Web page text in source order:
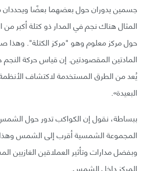
جسمين يدوران حول بعضهما بعضًا ويحددان
المثال هناك نجم في المدار ذو كتلة أكبر من
حول مركز معلوم وهو "مركز الكتلة".
المادتين المقصودتين. إن قياس حركة
يُعد من الطرق المستخدمة لاكتشاف الأنظمة
البعيدة».
ببساطة، نقول إن الكواكب تدور حول
المجموعة الشمسية أقرب إلى الشمس وهذا
وبفضل مدارات وتأثير العملاقين الغازيين
المركز داخل الشمس.